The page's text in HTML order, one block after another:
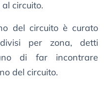
circuito.
del circuito è curato
per zona, detti
di far incontrare
del circuito.